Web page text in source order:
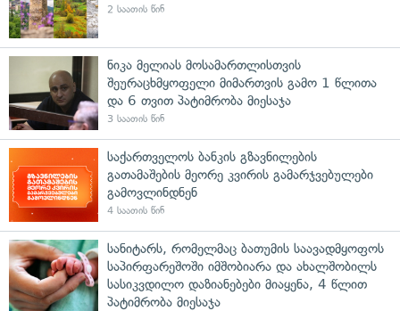
2 საათის წინ
ნიკა მელიას მოსამართლისთვის
შეურაცხმყოფელი მიმართვის გამო 1 წლითა
და 6 თვით პატიმრობა მიესაჯა
3 საათის წინ
საქართველოს ბანკის გზავნილების
გათამაშების მეორე კვირის გამარჯვებულები
გამოვლინდნენ
4 საათის წინ
სანიტარს, რომელმაც ბათუმის საავადმყოფოს
საპირფარეშოში იმშობიარა და ახალშობილს
სასიკვდილო დაზიანებები მიაყენა, 4 წლით
პატიმრობა მიესაჯა